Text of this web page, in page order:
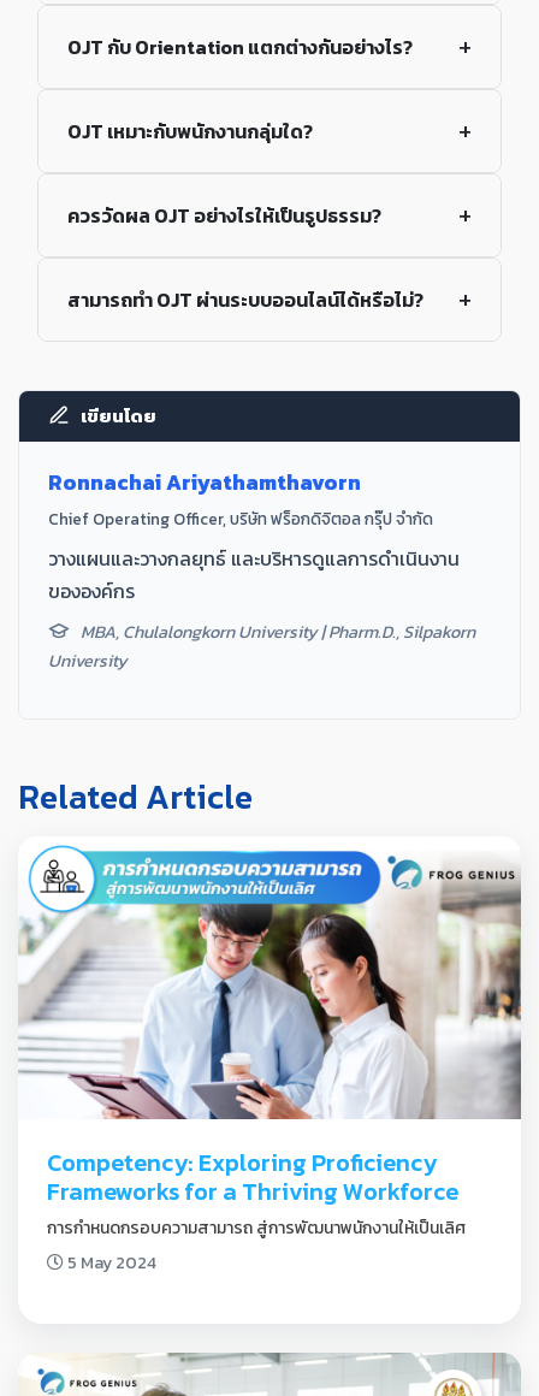
OJT กับ Orientation แตกต่างกันอย่างไร?
OJT เหมาะกับพนักงานกลุ่มใด?
ควรวัดผล OJT อย่างไรให้เป็นรูปธรรม?
สามารถทำ OJT ผ่านระบบออนไลน์ได้หรือไม่?
เขียนโดย
Ronnachai Ariyathamthavorn
Chief Operating Officer, บริษัท ฟร็อกดิจิตอล กรุ๊ป จำกัด
วางแผนและวางกลยุทธ์ และบริหารดูแลการดำเนินงาน
ขององค์กร
MBA, Chulalongkorn University | Pharm.D., Silpakorn
University
Related Article
Competency: Exploring Proficiency
Frameworks for a Thriving Workforce
การกำหนดกรอบความสามารถ สู่การพัฒนาพนักงานให้เป็นเลิศ
5 May 2024